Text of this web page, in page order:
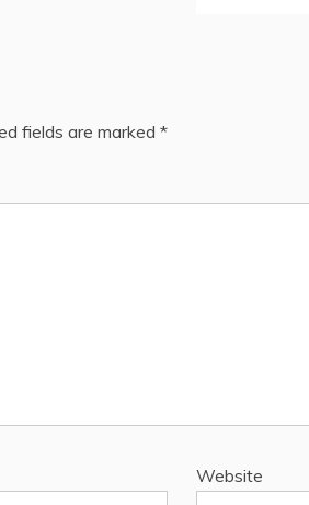
fields are marked *
Website